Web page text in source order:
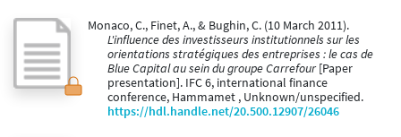
Monaco, C., Finet, A., & Bughin, C. (10 March 2011).
L'influence des investisseurs institutionnels sur les
orientations stratégiques des entreprises : le cas de
Blue Capital au sein du groupe Carrefour[Paper
presentation]. IFC 6, international finance
conference, Hammamet , Unknown/unspecified.
https://hdl.handle.net/20.500.12907/26046